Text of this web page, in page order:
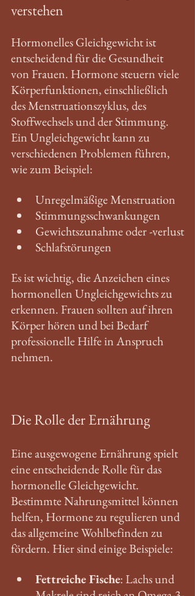
verstehen
Hormonelles Gleichgewicht ist
entscheidend für die Gesundheit
von Frauen. Hormone steuern viele
Körperfunktionen, einschließlich
des Menstruationszyklus, des
Stoffwechsels und der Stimmung.
Ein Ungleichgewicht kann zu
verschiedenen Problemen führen,
wie zum Beispiel:
Unregelmäßige Menstruation
Stimmungsschwankungen
Gewichtszunahme oder -verlust
Schlafstörungen
Es ist wichtig, die Anzeichen eines
hormonellen Ungleichgewichts zu
erkennen. Frauen sollten auf ihren
Körper hören und bei Bedarf
professionelle Hilfe in Anspruch
nehmen.
Die Rolle der Ernährung
Eine ausgewogene Ernährung spielt
eine entscheidende Rolle für das
hormonelle Gleichgewicht.
Bestimmte Nahrungsmittel können
helfen, Hormone zu regulieren und
das allgemeine Wohlbefinden zu
fördern. Hier sind einige Beispiele:
Fettreiche Fische: Lachs und